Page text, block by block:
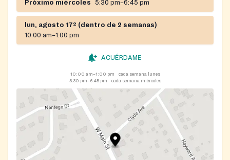
Próximo miércoles 5:30 pm–6:45 pm
lun, agosto 17º (dentro de 2 semanas)
10:00 am–1:00 pm
ACUÉRDAME
10:00 am–1:00 pm
cada semana lunes
5:30 pm–6:45 pm
cada semana miércoles